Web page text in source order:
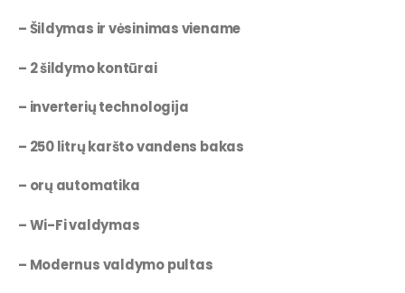
– Šildymas ir vėsinimas viename
– 2 šildymo kontūrai
– inverterių technologija
– 250 litrų karšto vandens bakas
– orų automatika
– Wi-Fi valdymas
– Modernus valdymo pultas